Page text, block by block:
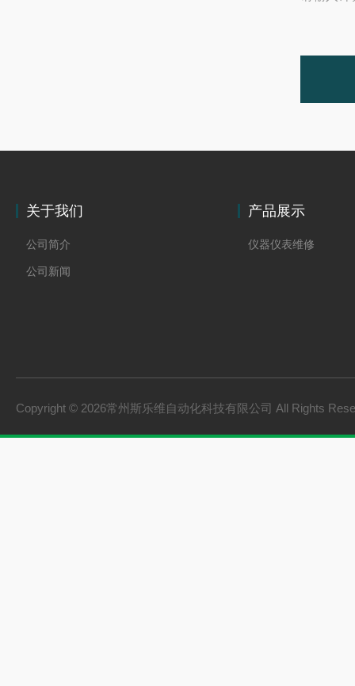
关于我们
公司简介
公司新闻
产品展示
仪器仪表维修
Copyright © 2026常州斯乐维自动化科技有限公司 All Rights